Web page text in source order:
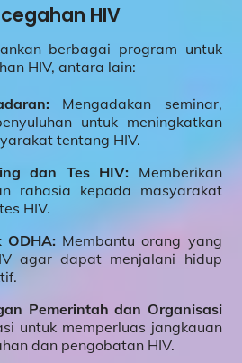
HIV
berbagai program untuk
HIV, antara lain:
Mengadakan seminar,
untuk meningkatkan
tentang HIV.
dan Tes HIV: Memberikan
rahasia kepada masyarakat
HIV.
ODHA: Membantu orang yang
agar dapat menjalani hidup
Pemerintah dan Organisasi
untuk memperluas jangkauan
dan pengobatan HIV.